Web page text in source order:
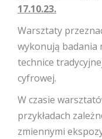
17.10.23.
Warsztaty
wykonują badania
technice
cyfrowej.
W czasie
przykładach
zmiennymi